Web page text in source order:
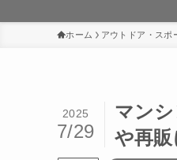
ホーム アウトドア・スポ
マン
や再販
2025
7/29